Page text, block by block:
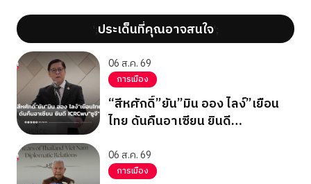
';ประเด็นที่คุณอาจสนใจ';
06 ส.ค. 69
การเมือง
“สีหศักดิ์”ยัน”มิน ออง ไลง์”เยือน
ไทย ดันคืนอาเซียน ยินดี
06 ส.ค. 69
การเมือง